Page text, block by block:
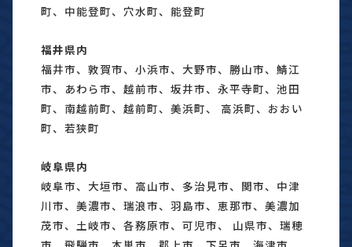
町、中能登町、穴水町、能登町
福井県内
福井市、敦賀市、小浜市、大野市、勝山市、鯖江
市、あわら市、越前市、坂井市、永平寺町、池田
町、南越前町、越前町、美浜町、 高浜町、おおい
町、若狭町
岐阜県内
岐阜市、大垣市、高山市、多治見市、関市、中津
川市、美濃市、瑞浪市、羽島市、恵那市、美濃加
茂市、土岐市、各務原市、可児市、 山県市、瑞穂